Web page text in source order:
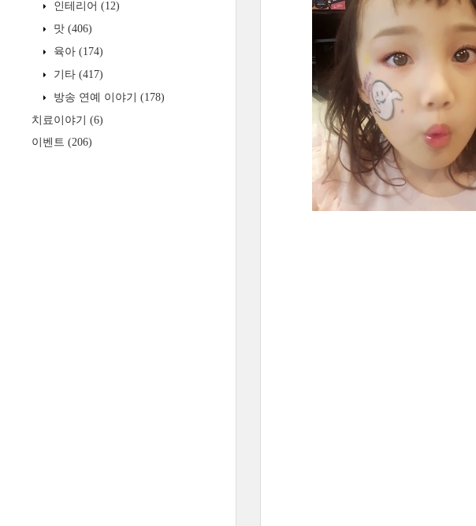
인테리어 (12)
맛 (406)
육아 (174)
기타 (417)
방송 연예 이야기 (178)
치료이야기 (6)
이벤트 (206)